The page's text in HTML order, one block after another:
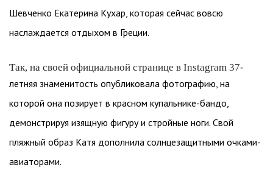
Шевченко Екатерина Кухар, которая сейчас вовсю
наслаждается отдыхом в Греции.
Так, на своей официальной странице в Instagram 37-
летняя знаменитость опубликовала фотографию, на
которой она позирует в красном купальнике-бандо,
демонстрируя изящную фигуру и стройные ноги. Свой
пляжный образ Катя дополнила солнцезащитными очками-
авиаторами.